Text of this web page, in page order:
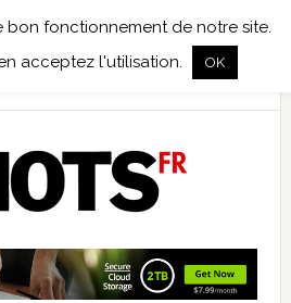
bon fonctionnement de notre site.
acceptez l'utilisation.
OK